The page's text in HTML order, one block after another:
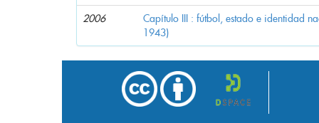
2006
Capítulo III : fútbol, estado e identidad
1943)